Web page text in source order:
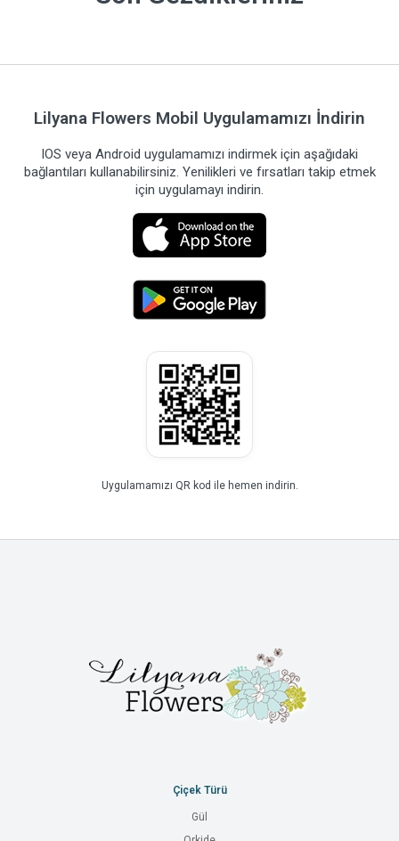
Lilyana Flowers Mobil Uygulamamızı İndirin
IOS veya Android uygulamamızı indirmek için aşağıdaki
bağlantıları kullanabilirsiniz. Yenilikleri ve fırsatları takip etmek
için uygulamayı indirin.
Uygulamamızı QR kod ile hemen indirin.
Çiçek Türü
Gül